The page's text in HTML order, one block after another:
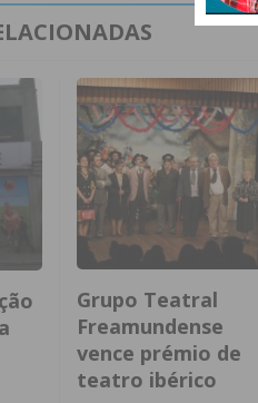
Grupo Teatral
Freamundense
vence prémio de
teatro ibérico